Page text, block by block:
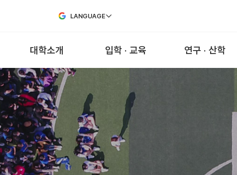
LANGUAGE
대학소개 입학 · 교육 연구 · 산학